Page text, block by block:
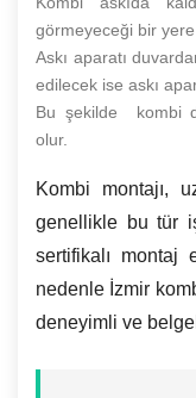
görmeyeceği bir
Askı aparatı
edilecek ise askı
Bu şekilde kombi
olur.
Kombi montajı,
genellikle bu tür
sertifikalı montaj
nedenle İzmir
deneyimli ve